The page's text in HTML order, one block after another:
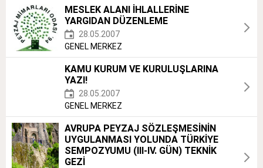
MESLEK ALANI İHLALLERİNE
YARGIDAN DÜZENLEME
28.05.2007
GENEL MERKEZ
KAMU KURUM VE KURULUŞLARINA
YAZI!
28.05.2007
GENEL MERKEZ
AVRUPA PEYZAJ SÖZLEŞMESİNİN
UYGULANMASI YOLUNDA TÜRKİYE
SEMPOZYUMU (III-IV. GÜN) TEKNİK
GEZİ